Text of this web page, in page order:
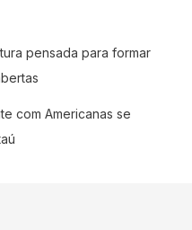
pensada para formar
com Americanas se